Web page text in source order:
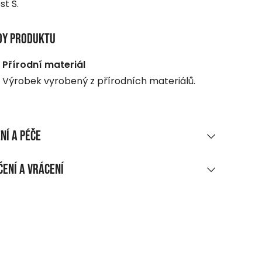
S.
produktu
Přírodní materiál
Výrobek vyrobený z přírodních materiálů.
a péče
SLOŽENÍ
a vrácení